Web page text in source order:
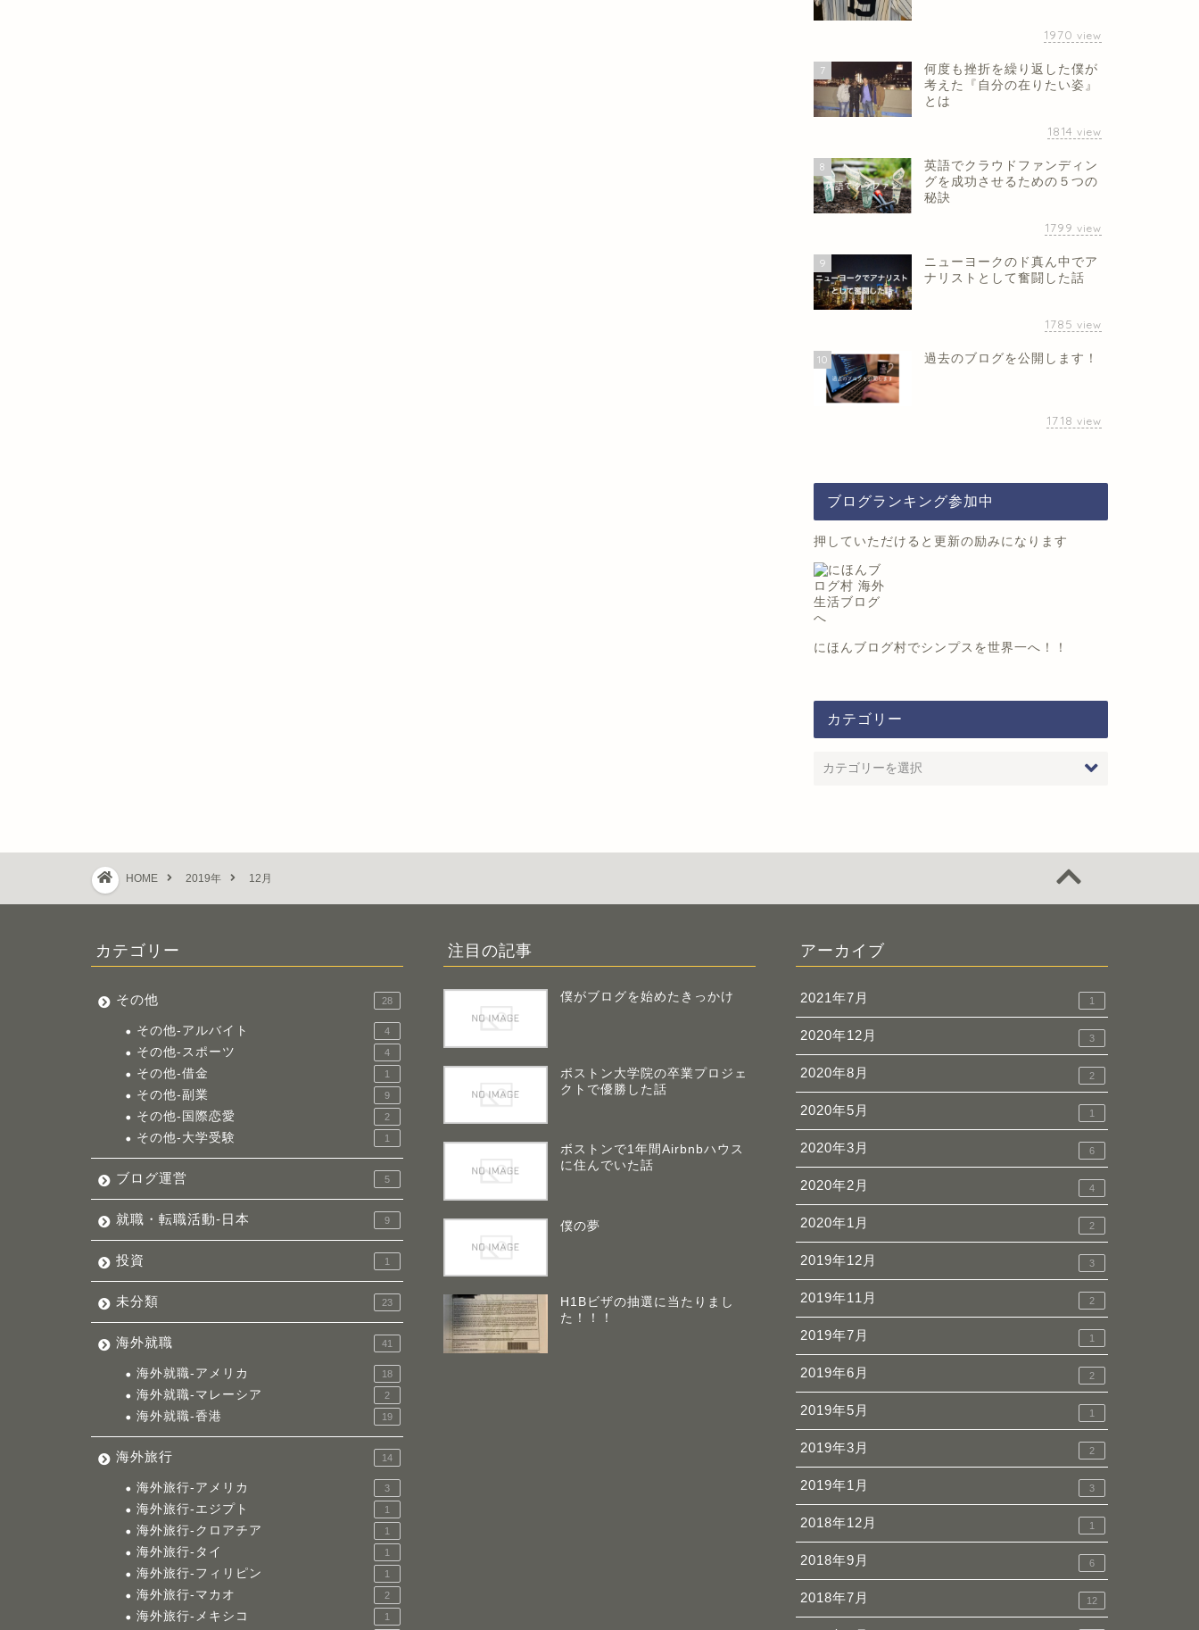
1970 view
7
何度も挫折を繰り返した僕が
考えた『自分の在りたい姿』
とは
1814 view
8
英語でクラウドファンディン
グを成功させるための５つの
秘訣
1799 view
9
ニューヨークのド真ん中でア
ナリストとして奮闘した話
1785 view
10 過去のブログを公開します！
1718 view
ブログランキング参加中
押していただけると更新の励みになります
にほんブログ村でシンプスを世界一へ！！
カテゴリー
HOME 2019年 12月
カテゴリー
その他 28
その他-アルバイト 4
その他-スポーツ 4
その他-借金 1
その他-副業 9
その他-国際恋愛 2
その他-大学受験 1
ブログ運営 5
就職・転職活動-日本 9
投資 1
未分類 23
海外就職 41
海外就職-アメリカ 18
海外就職-マレーシア 2
海外就職-香港 19
海外旅行 14
海外旅行-アメリカ 3
海外旅行-エジプト 1
海外旅行-クロアチア 1
海外旅行-タイ 1
海外旅行-フィリピン 1
海外旅行-マカオ 2
海外旅行-メキシコ 1
注目の記事
僕がブログを始めたきっかけ
ボストン大学院の卒業プロジェ
クトで優勝した話
ボストンで1年間Airbnbハウス
に住んでいた話
僕の夢
H1Bビザの抽選に当たりまし
た！！！
アーカイブ
2021年7月 1
2020年12月 3
2020年8月 2
2020年5月 1
2020年3月 6
2020年2月 4
2020年1月 2
2019年12月 3
2019年11月 2
2019年7月 1
2019年6月 2
2019年5月 1
2019年3月 2
2019年1月 3
2018年12月 1
2018年9月 6
2018年7月 12